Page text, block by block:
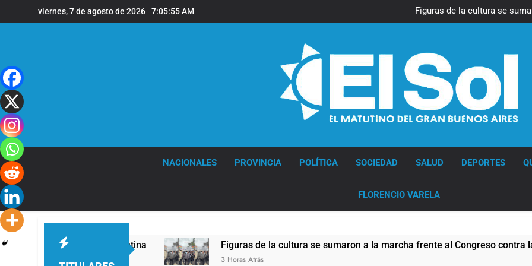
al
viernes, 7 de agosto de 2026 7:05:56 AM
Figuras de la cultura se
Nueva jornada negativa
Figuras de la cultura se
Nueva jornada negativa
en Wall Street y el
Jorge Macri condenó los
NACIONALES PROVINCIA POLÍTICA SOCIEDAD SALUD DEPORTES
FLORENCIO VARELA
León XIV a la Argentina Figuras de la cultura se sumaron a la marcha frente al Congreso contra la Ley
3 Horas Atrás